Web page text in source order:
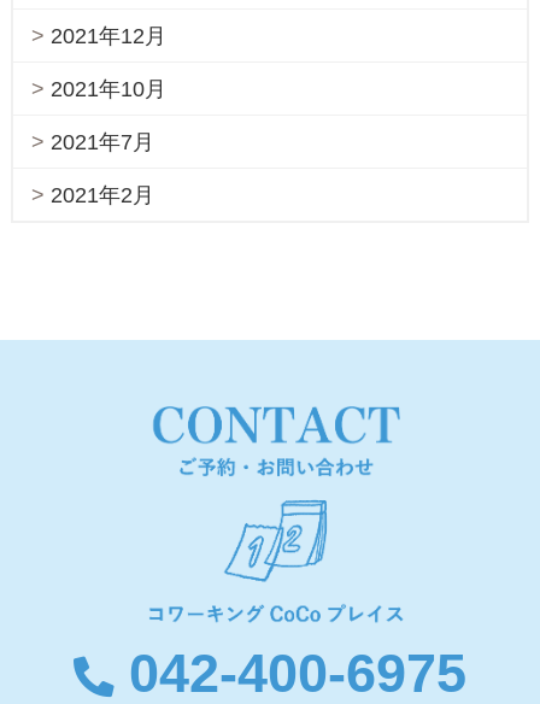
2021年12月
2021年10月
2021年7月
2021年2月
042-400-6975